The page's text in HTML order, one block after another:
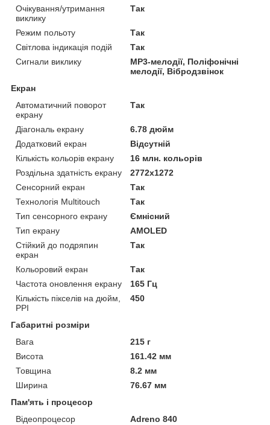
Очікування/утримання
виклику
Так
Режим польоту
Так
Світлова індикація подій
Так
Сигнали виклику
MP3-мелодії, Поліфонічні
мелодії, Вібродзвінок
Екран
Автоматичний поворот
екрану
Так
Діагональ екрану
6.78 дюйм
Додатковий екран
Відсутній
Кількість кольорів екрану
16 млн. кольорів
Роздільна здатність екрану
2772x1272
Сенсорний екран
Так
Технологія Multitouch
Так
Тип сенсорного екрану
Ємнісний
Тип екрану
AMOLED
Стійкий до подряпин
екран
Так
Кольоровий екран
Так
Частота оновлення екрану
165 Гц
Кількість пікселів на дюйм,
PPI
450
Габаритні розміри
Вага
215 г
Висота
161.42 мм
Товщина
8.2 мм
Ширина
76.67 мм
Пам'ять і процесор
Відеопроцесор
Adreno 840